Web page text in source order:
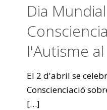
Dia
l'Autisme
El 2 d'abril se
Conscienciació
[…]